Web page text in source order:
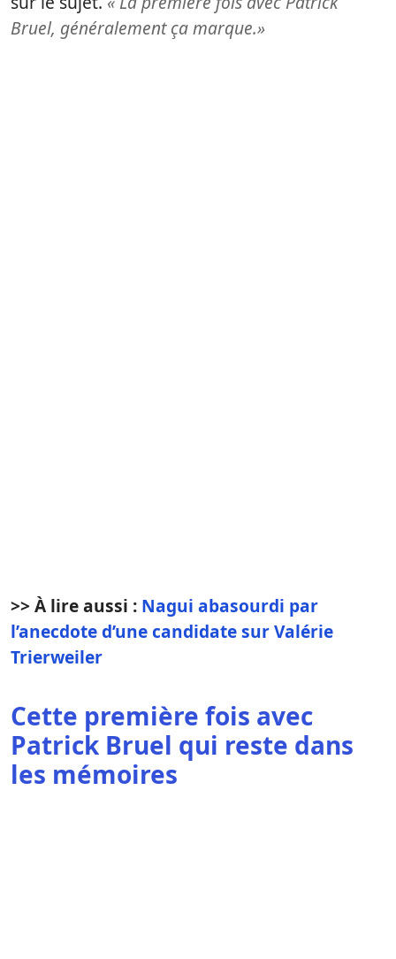
Bruel, généralement ça marque.»
>> À lire aussi : Nagui abasourdi par
l’anecdote d’une candidate sur Valérie
Trierweiler
Cette première fois avec
Patrick Bruel qui reste dans
les mémoires